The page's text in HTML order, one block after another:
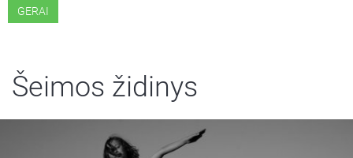
GERAI
Šeimos židinys